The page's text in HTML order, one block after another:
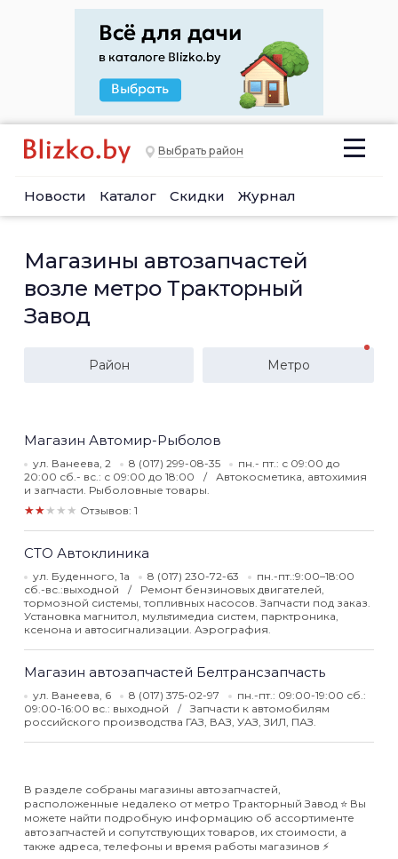
Выбрать район
Новости Каталог Скидки Журнал
Магазины автозапчастей
возле метро Тракторный
Завод
Район Метро
Магазин Автомир-Рыболов
ул. Ванеева, 2 8 (017) 299-08-35
пн.- пт.: с 09:00 до
20:00 сб.- вс.: с 09:00 до 18:00
Автокосметика, автохимия
и запчасти. Рыболовные товары.
★★★★★ Отзывов: 1
СТО Автоклиника
ул. Буденного, 1а 8 (017) 230-72-63
пн.-пт.:9:00–18:00
сб.-вс.:выходной
Ремонт бензиновых двигателей,
тормозной системы, топливных насосов. Запчасти под заказ.
Установка магнитол, мультимедиа систем, парктроника,
ксенона и автосигнализации. Аэрография.
Магазин автозапчастей Белтрансзапчасть
ул. Ванеева, 6 8 (017) 375-02-97
пн.-пт.: 09:00-19:00 сб.:
09:00-16:00 вс.: выходной
Запчасти к автомобилям
российского производства ГАЗ, ВАЗ, УАЗ, ЗИЛ, ПАЗ.
В разделе собраны магазины автозапчастей,
расположенные недалеко от метро Тракторный Завод ⭐️ Вы
можете найти подробную информацию об ассортименте
автозапчастей и сопутствующих товаров, их стоимости, а
также адреса, телефоны и время работы магазинов ⚡️